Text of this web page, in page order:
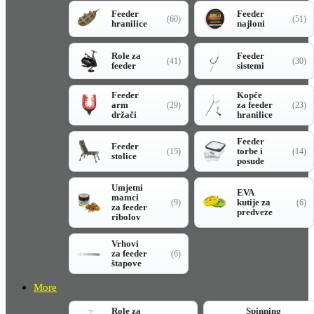
Feeder
hranilice
(60)
Feeder
najloni
(51)
Role za
feeder
(41)
Feeder
sistemi
(30)
Feeder
arm
držači
(29)
Kopče
za feeder
hranilice
(23)
Feeder
stolice
(15)
Feeder
torbe i
posude
(14)
Umjetni
mamci
za feeder
ribolov
(9)
EVA
kutije za
predveze
(6)
Vrhovi
za feeder
štapove
(6)
More
Role za
Spinning